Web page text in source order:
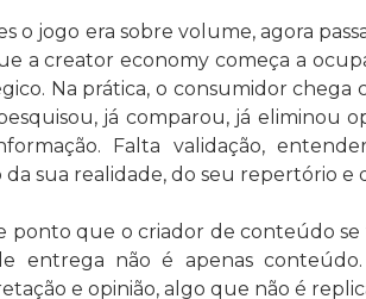
o jogo era sobre volume, agora
a creator economy começa a
Na prática, o consumidor chega
já comparou, já eliminou
Falta validação,
sua realidade, do seu repertório e
ponto que o criador de conteúdo
entrega não é apenas
e opinião, algo que não é